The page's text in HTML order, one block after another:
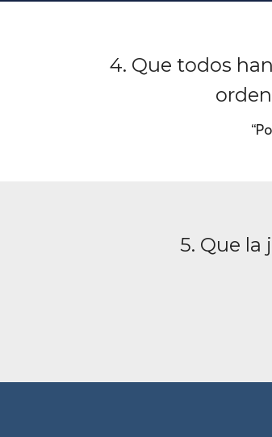
4. Que todos
5. Que